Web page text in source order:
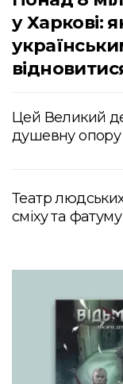
у Харкові:
Цей Великий
душевну опору
Театр
сміху та фатуму